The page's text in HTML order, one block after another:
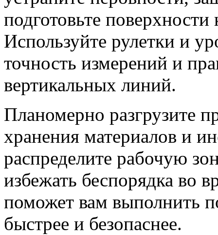
подготовьте
Используйте рулетки и
точность измерений и
вертикальных линий.
Планомерно разгрузите
хранения материалов и
распределите рабочую
избежать беспорядка во
поможет вам выполнить
быстрее и безопаснее.